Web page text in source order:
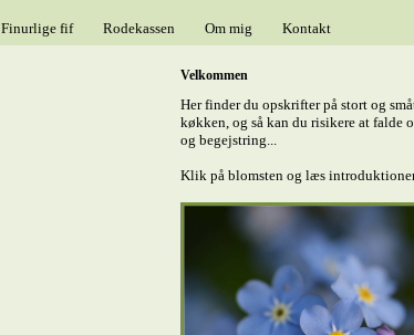
Finurlige fif Rodekassen Om mig Kontakt
Velkommen
Her finder du opskrifter på stort og
køkken, og så kan du risikere at falde
og begejstring...
Klik på blomsten og læs